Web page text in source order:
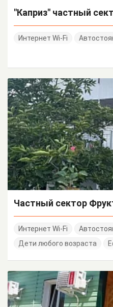
"Каприз" частный
Интернет Wi-Fi
Частный сектор
Интернет Wi-Fi
Дети любого возраста